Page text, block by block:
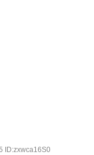
ID:zxwca16S0